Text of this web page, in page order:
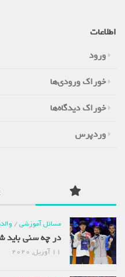
اطلاعات
ورود
خوراک ورودی‌ها
خوراک دیدگاه‌ها
وردپرس
مسائل آموزشی/
در چه سنی باید
11 آوریل, 2020